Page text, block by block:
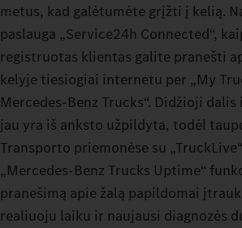
metus, kad galėtumėte grįžti į kelią.
paslauga „Service24h Connected“,
registruotas klientas galite pranešti
kelyje tiesiogiai internetu per „My
Mercedes-Benz Trucks“. Didžioji
jau yra iš anksto užpildyta, todėl
Transporto priemonėse su
„Mercedes-Benz Trucks Uptime“
pranešimą apie žalą papildomai
realiuoju laiku ir naujausi diagnozės